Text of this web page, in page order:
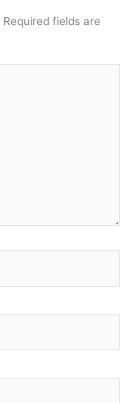
Required fields are